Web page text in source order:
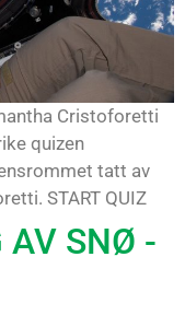
Cristoforetti
quizen
tatt av
START QUIZ
AV SNØ -